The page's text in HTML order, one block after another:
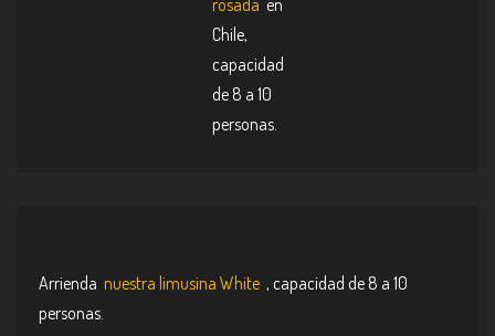
rosada en
Chile,
capacidad
de 8 a 10
personas.
Arrienda nuestra limusina White , capacidad de 8 a 10
personas.